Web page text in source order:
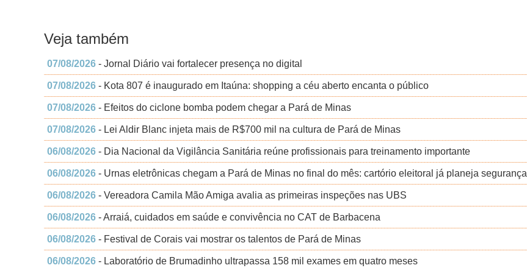
Veja também
07/08/2026 - Jornal Diário vai fortalecer presença no digital
07/08/2026 - Kota 807 é inaugurado em Itaúna: shopping a céu aberto encanta o público
07/08/2026 - Efeitos do ciclone bomba podem chegar a Pará de Minas
07/08/2026 - Lei Aldir Blanc injeta mais de R$700 mil na cultura de Pará de Minas
06/08/2026 - Dia Nacional da Vigilância Sanitária reúne profissionais para treinamento importante
06/08/2026 - Urnas eletrônicas chegam a Pará de Minas no final do mês: cartório eleitoral já planeja segurança
06/08/2026 - Vereadora Camila Mão Amiga avalia as primeiras inspeções nas UBS
06/08/2026 - Arraiá, cuidados em saúde e convivência no CAT de Barbacena
06/08/2026 - Festival de Corais vai mostrar os talentos de Pará de Minas
06/08/2026 - Laboratório de Brumadinho ultrapassa 158 mil exames em quatro meses